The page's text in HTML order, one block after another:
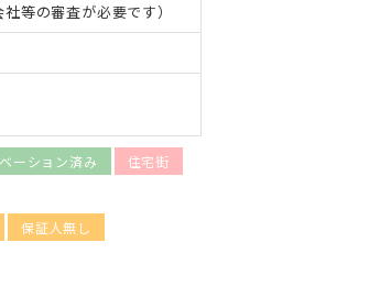
等の審査が必要です）
ーション済み
住宅街
保証人無し